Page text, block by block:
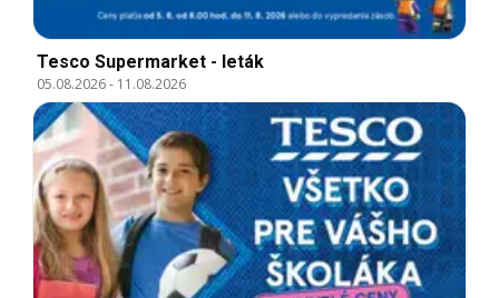
Tesco Supermarket - leták
05.08.2026- 11.08.2026